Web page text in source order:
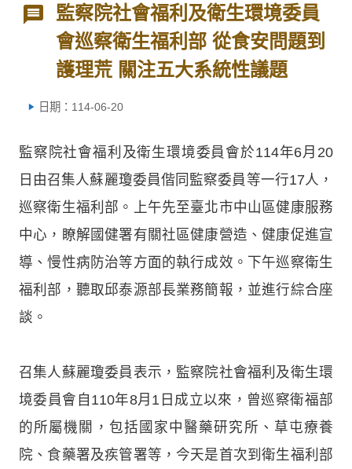
監察院社會福利及衛生環境委員
會巡察衛生福利部 從食安問題到
護理荒 關注五大系統性議題
日期：114-06-20
監察院社會福利及衛生環境委員會於114年6月20
日由召集人蘇麗瓊委員偕同監察委員等一行17人，
巡察衛生福利部。上午先至臺北市中山區健康服務
中心，瞭解國健署有關社區健康營造、健康促進宣
導、慢性病防治等方面的執行成效。下午巡察衛生
福利部，聽取邱泰源部長業務簡報，並進行綜合座
談。
召集人蘇麗瓊委員表示，監察院社會福利及衛生環
境委員會自110年8月1日成立以來，曾巡察衛福部
的所屬機關，包括國家中醫藥研究所、草屯療養
院、食藥署及疾管署等，今天是首次到衛生福利部